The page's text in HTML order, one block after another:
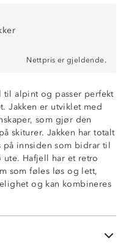
Nettpris er gjeldende.
alpint og passer perfekt
Jakken er utviklet med
som gjør den
skiturer. Jakken har totalt
innsiden som bidrar til
Hafjell har et retro
som føles løs og lett,
og kan kombineres
vannsøyle)
i front
på stormklaffen